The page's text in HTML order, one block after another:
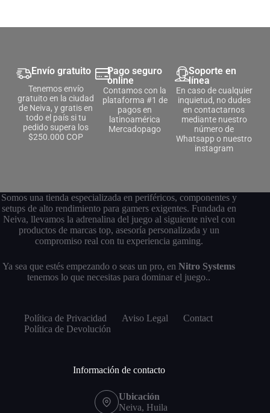
Envío gratuito
Tenemos envío
gratuito en la ciudad
de Neiva, y gratis en
todo el país si tu
pedido supera los
$250.000 COP
Pago seguro
online
Contamos con la
plataforma #1 de
pagos en
latinoamérica
Mercadopago
Soporte en
línea
En caso de cualquier
inquietud, no dudes
en contactarnos
mediante nuestro
número de
Whatsapp o nuestro
instagram
Somos una tienda especializada en periféricos, componentes y
setups de alto rendimiento para gamers exigentes. Fundada en
Neiva, llevamos la adrenalina del juego al siguiente nivel con
productos de marcas top, asesoría personalizada y un
compromiso real con tu experiencia gaming.
Ya sea que estés empezando o seas un pro, enNitro Systems
tenemos lo que necesitas para dominar el juego..
Política de Privacidad Aviso Legal
Contact
Política de Devolución
Información de contacto
Ubicación
Neiva, Huila